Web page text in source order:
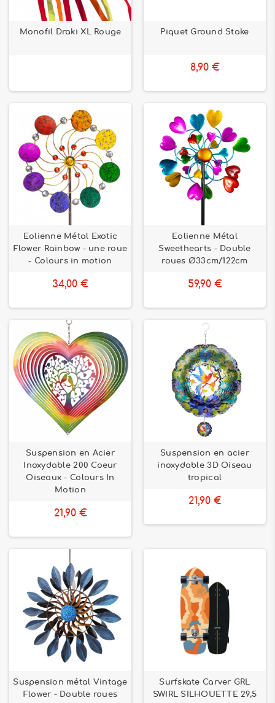
Monofil Draki XL Rouge Piquet Ground Stake
8,90 €
Eolienne Métal Exotic
Flower Rainbow - une roue
- Colours in motion
34,00 €
Eolienne Métal
Sweethearts - Double
roues Ø33cm/122cm
59,90 €
Suspension en Acier
Inoxydable 200 Coeur
Oiseaux - Colours In
Motion
21,90 €
Suspension en acier
inoxydable 3D Oiseau
tropical
21,90 €
Suspension métal Vintage
Flower - Double roues
Surfskate Carver GRL
SWIRL SILHOUETTE 29,5